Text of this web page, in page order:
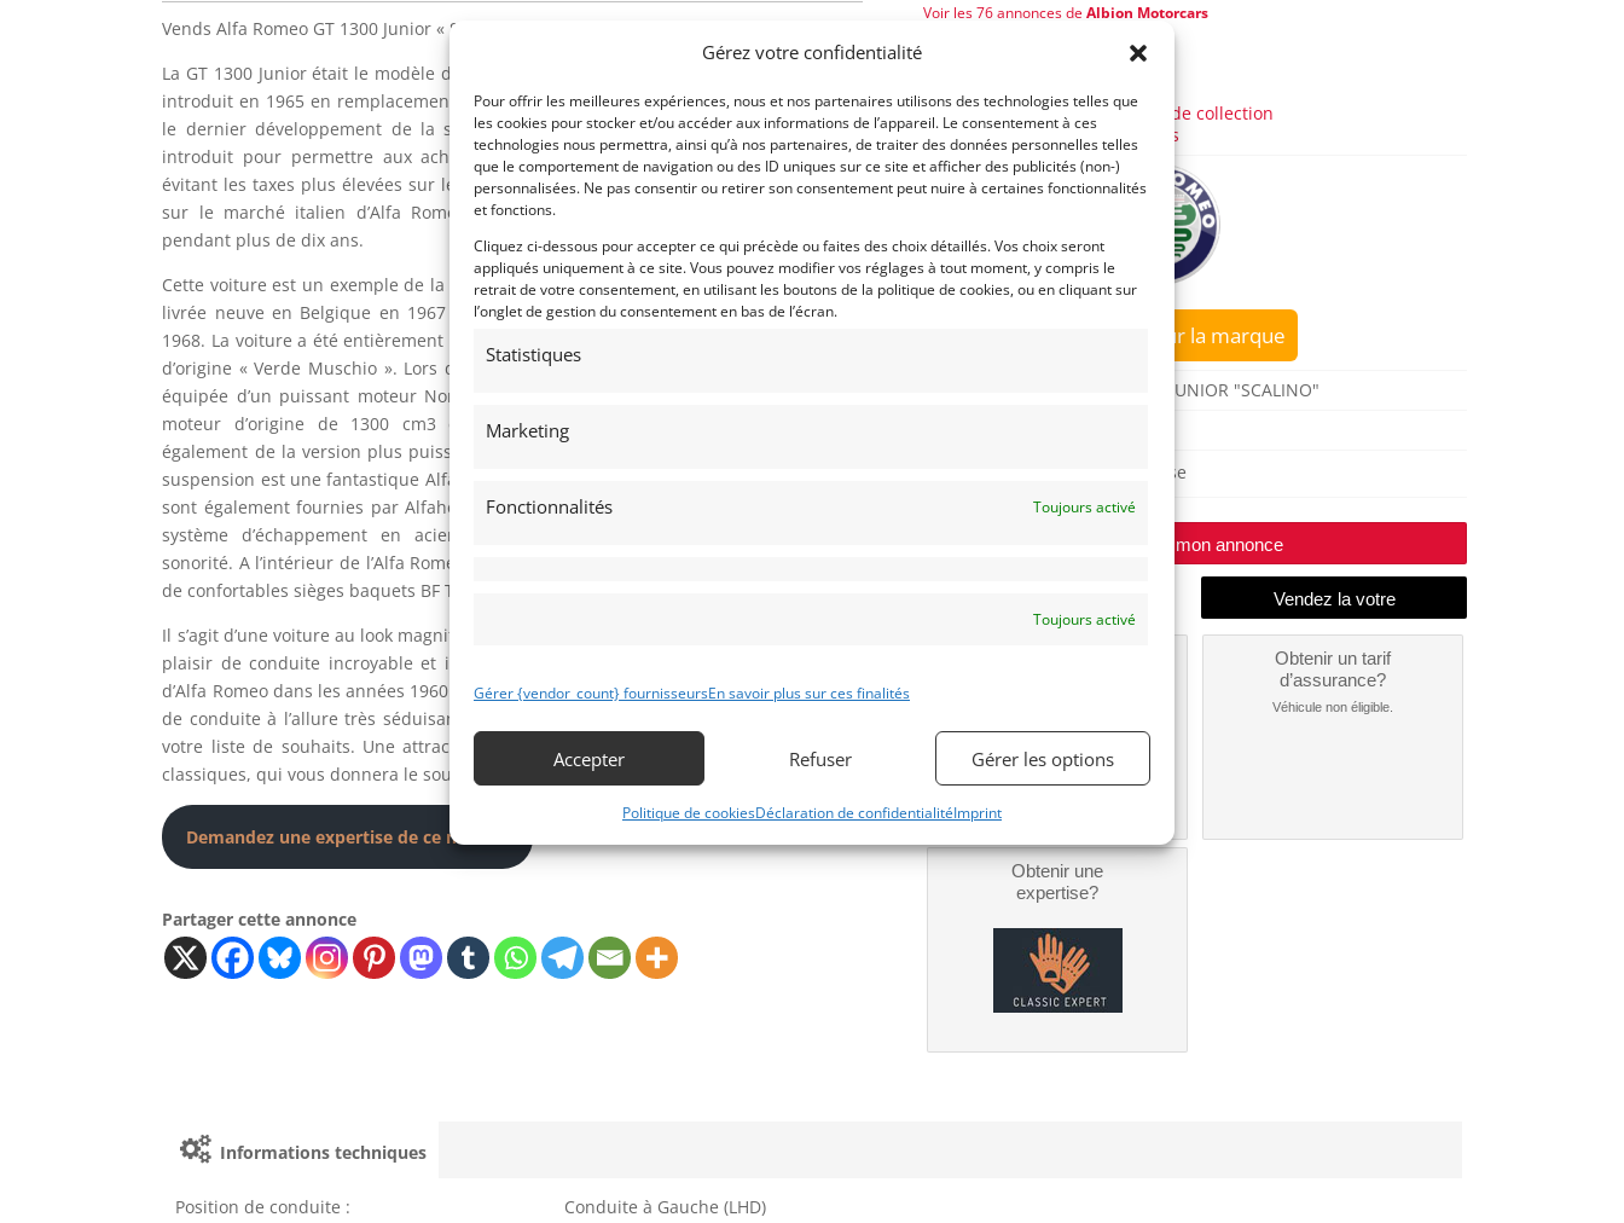
Gérez votre confidentialité
Pour offrir les meilleures expériences, nous et nos partenaires utilisons des technologies telles que
les cookies pour stocker et/ou accéder aux informations de l’appareil. Le consentement à ces
technologies nous permettra, ainsi qu’à nos partenaires, de traiter des données personnelles telles
que le comportement de navigation ou des ID uniques sur ce site et afficher des publicités (non-)
personnalisées. Ne pas consentir ou retirer son consentement peut nuire à certaines fonctionnalités
et fonctions.
Cliquez ci-dessous pour accepter ce qui précède ou faites des choix détaillés. Vos choix seront
appliqués uniquement à ce site. Vous pouvez modifier vos réglages à tout moment, y compris le
retrait de votre consentement, en utilisant les boutons de la politique de cookies, ou en cliquant sur
l’onglet de gestion du consentement en bas de l’écran.
Statistiques
Marketing
Fonctionnalités Toujours activé
Toujours activé
Gérer {vendor_count} fournisseursEn savoir plus sur ces finalités
Accepter Refuser Gérer les options
Politique de cookiesDéclaration de confidentialitéImprint
Vends Alfa Romeo GT 1300 Junior « Scalino » de 1968.
La GT 1300 Junior était le modèle d’entrée de gamme des coupés Alfa Romeo. Il a été
introduit en 1965 en remplacement de la Giulia Sprint 1600 de la série 101, qui était
le dernier développement de la série Giulietta Sprint. Le moteur plus petit a été
introduit pour permettre aux acheteurs de choisir un coupé Alfa Romeo tout en
évitant les taxes plus élevées sur les modèles à plus grande cylindrée, en particulier
sur le marché italien d’Alfa Romeo. La GT 1300 Junior est restée en production
pendant plus de dix ans.
Cette voiture est un exemple de la première série, avec le capot « Scalino ». Elle a été
livrée neuve en Belgique en 1967 et immatriculée pour la première fois le 16 avril
1968. La voiture a été entièrement restaurée en 2018-2019, et peinte dans sa couleur
d’origine « Verde Muschio ». Lors de la restauration professionnelle, la voiture a été
équipée d’un puissant moteur Nord de 2,0 litres développant 152 ch (mais le bloc
moteur d’origine de 1300 cm3 est toujours présent). L’essieu arrière provient
également de la version plus puissante de 2,0 litres et comprend un LSD d’usine. La
suspension est une fantastique Alfaholics Fast Road Stage 1, et les roues de style GTA
sont également fournies par Alfaholics. Les freins ont également été améliorés et le
système d’échappement en acier inoxydable Alfaholics garantit une excellente
sonorité. A l’intérieur de l’Alfa Romeo, un magnifique volant GTA est installé ainsi que
de confortables sièges baquets BF Torino.
Il s’agit d’une voiture au look magnifique – très proche de la célèbre GTA – qui offre un
plaisir de conduite incroyable et incarne parfaitement le slogan « cuore sportivo »
d’Alfa Romeo dans les années 1960. Si vous êtes à la recherche d’une véritable voiture
de conduite à l’allure très séduisante, cette glorieuse Alfa Romeo devrait figurer sur
votre liste de souhaits. Une attraction garantie lors de tout événement de voitures
classiques, qui vous donnera le sourire dès les premiers kilomètres !
Demandez une expertise de ce modèle
Partager cette annonce
Voir les 76 annonces deAlbion Motorcars
Catégorie :
Voitures de collection
Italiennes
Marque :
sur la marque
GT 1300 JUNIOR "SCALINO"
Temse
Modifier mon annonce
Obtenir un tarif
d’assurance?
Véhicule non éligible.
Obtenir une
expertise?
Informations techniques
Position de conduite : Conduite à Gauche (LHD)